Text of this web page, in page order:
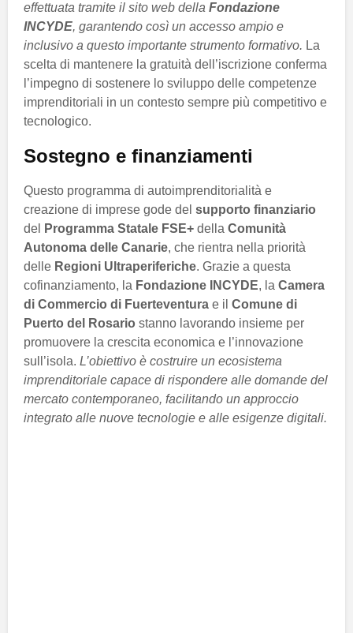
effettuata tramite il sito web della Fondazione
INCYDE, garantendo così un accesso ampio e
inclusivo a questo importante strumento formativo. La
scelta di mantenere la gratuità dell’iscrizione conferma
l’impegno di sostenere lo sviluppo delle competenze
imprenditoriali in un contesto sempre più competitivo e
tecnologico.
Sostegno e finanziamenti
Questo programma di autoimprenditorialità e
creazione di imprese gode del supporto finanziario
del
Programma Statale FSE+ della Comunità
Autonoma delle Canarie, che rientra nella priorità
delle Regioni Ultraperiferiche. Grazie a questa
cofinanziamento, la Fondazione INCYDE, la Camera
di Commercio di Fuerteventura e il Comune di
Puerto del Rosario stanno lavorando insieme per
promuovere la crescita economica e l’innovazione
sull’isola. L’obiettivo è costruire un ecosistema
imprenditoriale capace di rispondere alle domande del
mercato contemporaneo, facilitando un approccio
integrato alle nuove tecnologie e alle esigenze digitali.